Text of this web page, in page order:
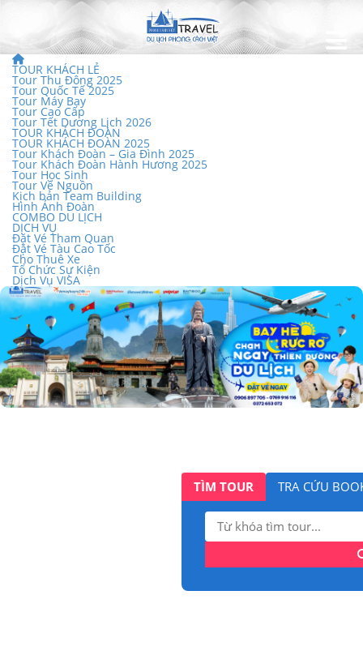
TOUR KHÁCH LẺ
Tour Thu Đông 2025
Tour Quốc Tế 2025
Tour Máy Bay
Tour Cao Cấp
Tour Tết Dương Lịch 2026
TOUR KHÁCH ĐOÀN
TOUR KHÁCH ĐOÀN 2025
Tour Khách Đoàn – Gia Đình 2025
Tour Khách Đoàn Hành Hương 2025
Tour Học Sinh
Tour Về Nguồn
Kịch bản Team Building
Hình Ảnh Đoàn
COMBO DU LỊCH
DỊCH VỤ
Đặt Vé Tham Quan
Đặt Vé Tàu Cao Tốc
Cho Thuê Xe
Tổ Chức Sự Kiện
Dịch Vụ VISA
TÌM TOUR TRA CỨU
Tìm
kiếm: